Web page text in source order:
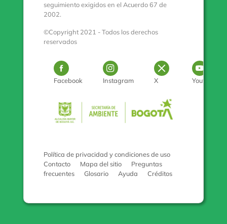
seguimiento exigidos en el Acuerdo 67 de
2002.
©Copyright 2021 - Todos los derechos
reservados
Facebook Logo Facebook
InstagramLogo Instagram
XLogo TwitterYoutube
Política de privacidad y condiciones de uso
Contacto
Mapa del sitio
Preguntas
frecuentes
Glosario Ayuda Créditos